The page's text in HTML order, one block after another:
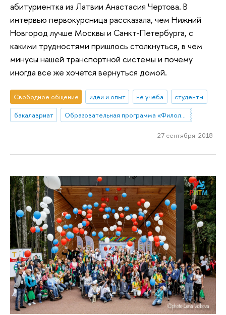
абитуриентка из Латвии Анастасия Чертова. В
интервью первокурсница рассказала, чем Нижний
Новгород лучше Москвы и Санкт-Петербурга, с
какими трудностями пришлось столкнуться, в чем
минусы нашей транспортной системы и почему
иногда все же хочется вернуться домой.
Свободное общение идеи и опыт не учеба
студенты
бакалавриат
Образовательная программа «Филология»
27 сентября 2018